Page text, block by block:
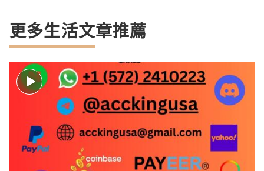
更多生活文章推薦